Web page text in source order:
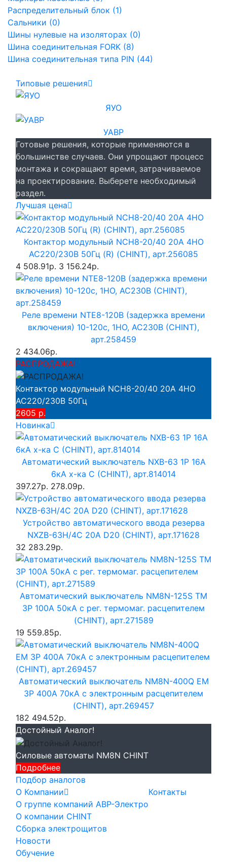
Распределительный блок (1)
Сальники (0)
Шины нулевые на изоляторах (0)
Шина соединительная FORK (8)
Шина соединительная типа PIN (44)
Типовые решения
ЯУО
УАВР
Готовые решения, которые применяются в
большинстве случаев. Они упрощают процесс
монтажа и сокращают время, затрачиваемое
на проектирование. Выберете необходимый
раздел.
Лучшая цена
Контактор модульный NCH8-20/40 20A 4НО
AC220/230В 50Гц (R) (CHINT), арт.256085
4 508.91р. 3 156.24р.
Реле времени NTE8-120B (задержка времени
включения) 10-120с, 1НО, AC230B (CHINT),
арт.258459
2 434.06р.
РАСПРОДАЖА!
Контактор модульный NCH8-20/40 20A 4НО
AC220/230В 50Гц
2605 р.
Новинка
Автоматический выключатель NXB-63 1P 16A
6кА х-ка C (CHINT), арт.814014
397.27р. 278.09р.
Устройство автоматического ввода резерва
NXZB-63H/4C 20A D20 (CHINT), арт.171628
32 283.29р.
Автоматический выключатель NM8N-125S TM
3P 100А 50кА с рег. термомаг. расцепителем
(CHINT), арт.271589
19 559.85р.
Автоматический выключатель NM8N-400Q EM
3P 400А 70кА с электронным расцепителем
(CHINT), арт.269457
182 494.52р.
Достойный Аналог!
Силовые автоматы NM8N CHINT
Подробнее
Подбор аналогов
О Компании
О группе компаний АВР-Электро
О компании CHINT
Сборка электрощитов
Новости
Обучение
Контакты